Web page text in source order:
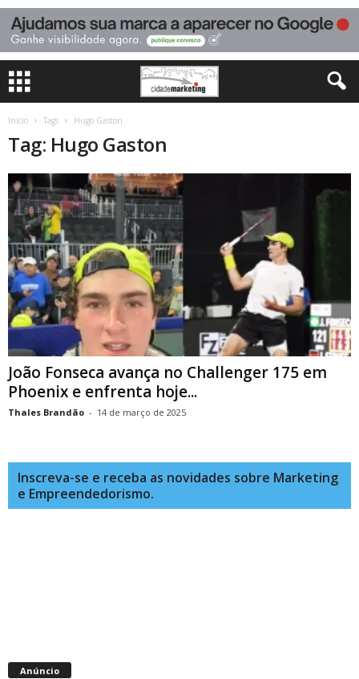
Início Tags Hugo Gaston
Tag: Hugo Gaston
João Fonseca avança no Challenger 175 em
Phoenix e enfrenta hoje...
Thales Brandão - 14 de março de 2025
Inscreva-se e receba as novidades sobre Marketing
e Empreendedorismo.
Anúncio